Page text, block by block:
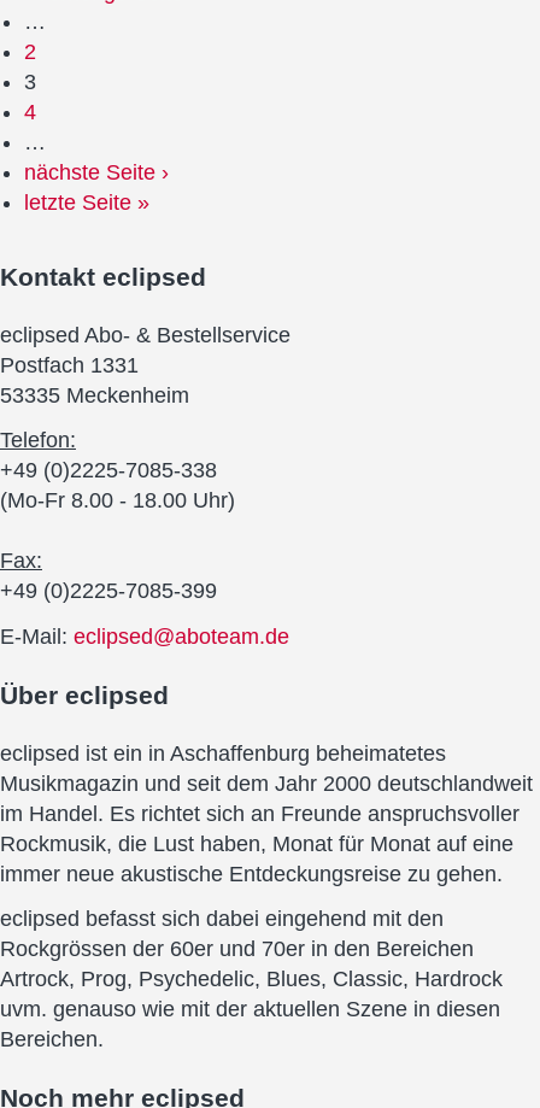
…
2
3
4
…
nächste Seite ›
letzte Seite »
Kontakt eclipsed
eclipsed Abo- & Bestellservice
Postfach 1331
53335 Meckenheim
Telefon:
+49 (0)2225-7085-338
(Mo-Fr 8.00 - 18.00 Uhr)
Fax:
+49 (0)2225-7085-399
E-Mail: eclipsed@aboteam.de
Über eclipsed
eclipsed ist ein in Aschaffenburg beheimatetes
Musikmagazin und seit dem Jahr 2000 deutschlandweit
im Handel. Es richtet sich an Freunde anspruchsvoller
Rockmusik, die Lust haben, Monat für Monat auf eine
immer neue akustische Entdeckungsreise zu gehen.
eclipsed befasst sich dabei eingehend mit den
Rockgrössen der 60er und 70er in den Bereichen
Artrock, Prog, Psychedelic, Blues, Classic, Hardrock
uvm. genauso wie mit der aktuellen Szene in diesen
Bereichen.
Noch mehr eclipsed